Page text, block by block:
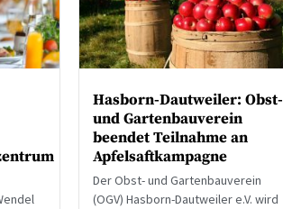
Hasborn-Dautweiler: Obst-
und Gartenbauverein
beendet Teilnahme an
Apfelsaftkampagne
Der Obst- und Gartenbauverein
(OGV) Hasborn-Dautweiler e.V. wird